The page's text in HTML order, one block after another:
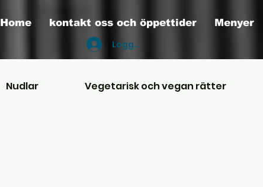
Home kontakt oss och öppettider Menyer
Logga in
Nudlar Vegetarisk och vegan rätter